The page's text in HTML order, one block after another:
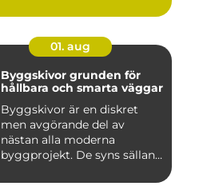
01. aug
Byggskivor grunden för
hållbara och smarta väggar
Byggskivor är en diskret
men avgörande del av
nästan alla moderna
byggprojekt. De syns sällan